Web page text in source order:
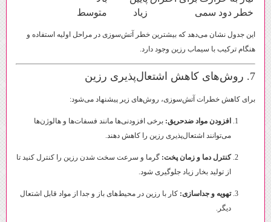
خطر دود سمی
زیاد متوسط
این جدول نشان می‌دهد که بیشترین خطر آتش‌سوزی در مراحل اولیه استفاده و
هنگام ترکیب با سیماب رزین وجود دارد.
برای کاهش خطرات آتش‌سوزی، روش‌های زیر پیشنهاد می‌شود:
افزودن مواد ضدحریق:برخی افزودنی‌ها مانند فسفات‌ها و هالوژن‌ها
می‌توانند اشتعال‌پذیری رزین را کاهش دهند.
کنترل دما و زمان پخت:گرما و سرعت سخت شدن رزین را کنترل کنید تا
از تولید بخار زیاد جلوگیری شود.
تهویه و جداسازی: کار با رزین در محیط‌های باز و جدا از مواد قابل اشتعال
دیگر.